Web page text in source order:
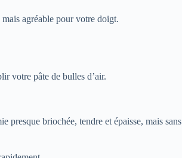
agréable pour votre doigt.
votre pâte de bulles d’air.
presque briochée, tendre et épaisse, mais sans